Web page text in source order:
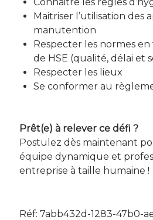
Maitriser l’utilisation des
manutention
Respecter les normes
de HSE (qualité, délai et
Respecter les lieux
Se conformer au
Prêt(e) à relever ce défi ?
Postulez dès maintenant
équipe dynamique et
entreprise à taille humaine !
Réf: 7abb432d-1283-47b0-